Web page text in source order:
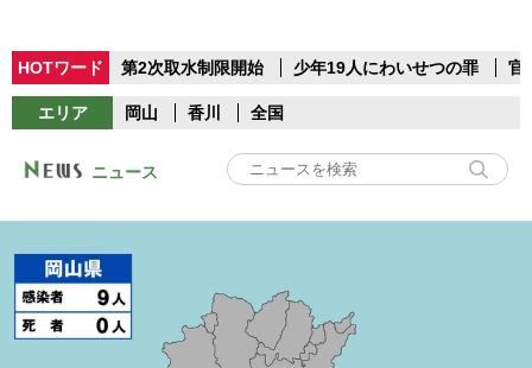
HOTワード 第2次取水制限開始 少年19人にわいせつの罪 官
エリア 岡山 香川 全国
ニュース